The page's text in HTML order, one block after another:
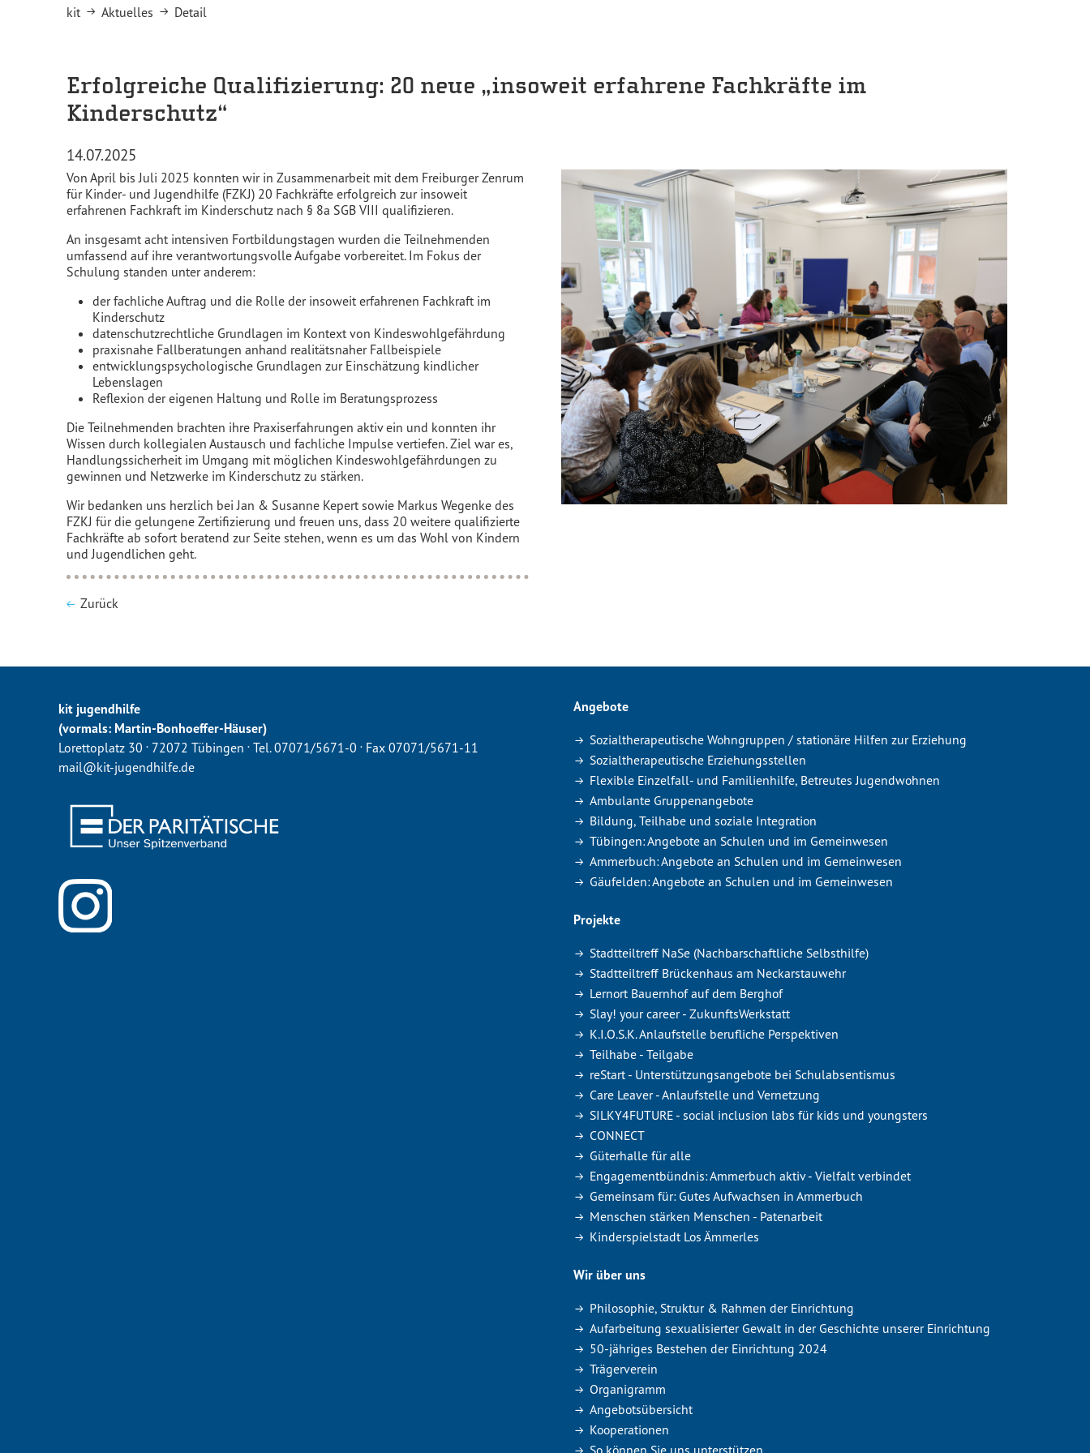
kit Aktuelles Detail
Erfolgreiche Qualifizierung: 20 neue „insoweit erfahrene Fachkräfte im
Kinderschutz“
14.07.2025
Von April bis Juli 2025 konnten wir in Zusammenarbeit mit dem Freiburger Zenrum
für Kinder- und Jugendhilfe (FZKJ) 20 Fachkräfte erfolgreich zur insoweit
erfahrenen Fachkraft im Kinderschutz nach § 8a SGB VIII qualifizieren.
An insgesamt acht intensiven Fortbildungstagen wurden die Teilnehmenden
umfassend auf ihre verantwortungsvolle Aufgabe vorbereitet. Im Fokus der
Schulung standen unter anderem:
der fachliche Auftrag und die Rolle der insoweit erfahrenen Fachkraft im
Kinderschutz
datenschutzrechtliche Grundlagen im Kontext von Kindeswohlgefährdung
praxisnahe Fallberatungen anhand realitätsnaher Fallbeispiele
entwicklungspsychologische Grundlagen zur Einschätzung kindlicher
Lebenslagen
Reflexion der eigenen Haltung und Rolle im Beratungsprozess
Die Teilnehmenden brachten ihre Praxiserfahrungen aktiv ein und konnten ihr
Wissen durch kollegialen Austausch und fachliche Impulse vertiefen. Ziel war es,
Handlungssicherheit im Umgang mit möglichen Kindeswohlgefährdungen zu
gewinnen und Netzwerke im Kinderschutz zu stärken.
Wir bedanken uns herzlich bei Jan & Susanne Kepert sowie Markus Wegenke des
FZKJ für die gelungene Zertifizierung und freuen uns, dass 20 weitere qualifizierte
Fachkräfte ab sofort beratend zur Seite stehen, wenn es um das Wohl von Kindern
und Jugendlichen geht.
Zurück
kit jugendhilfe
(vormals: Martin-Bonhoeffer-Häuser)
Lorettoplatz 30 . 72072 Tübingen . Tel. 07071/5671-0 . Fax 07071/5671-11
mail@kit-jugendhilfe.de
Angebote
Sozialtherapeutische Wohngruppen / stationäre Hilfen zur Erziehung
Sozialtherapeutische Erziehungsstellen
Flexible Einzelfall- und Familienhilfe, Betreutes Jugendwohnen
Ambulante Gruppenangebote
Bildung, Teilhabe und soziale Integration
Tübingen: Angebote an Schulen und im Gemeinwesen
Ammerbuch: Angebote an Schulen und im Gemeinwesen
Gäufelden: Angebote an Schulen und im Gemeinwesen
Projekte
Stadtteiltreff NaSe (Nachbarschaftliche Selbsthilfe)
Stadtteiltreff Brückenhaus am Neckarstauwehr
Lernort Bauernhof auf dem Berghof
Slay! your career - ZukunftsWerkstatt
K.I.O.S.K. Anlaufstelle berufliche Perspektiven
Teilhabe - Teilgabe
reStart - Unterstützungsangebote bei Schulabsentismus
Care Leaver - Anlaufstelle und Vernetzung
SILKY4FUTURE - social inclusion labs für kids und youngsters
CONNECT
Güterhalle für alle
Engagementbündnis: Ammerbuch aktiv - Vielfalt verbindet
Gemeinsam für: Gutes Aufwachsen in Ammerbuch
Menschen stärken Menschen - Patenarbeit
Kinderspielstadt Los Ämmerles
Wir über uns
Philosophie, Struktur & Rahmen der Einrichtung
Aufarbeitung sexualisierter Gewalt in der Geschichte unserer Einrichtung
50-jähriges Bestehen der Einrichtung 2024
Trägerverein
Organigramm
Angebotsübersicht
Kooperationen
So können Sie uns unterstützen